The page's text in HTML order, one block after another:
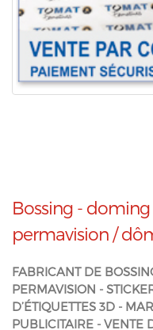
Bossing -
permavision /
FABRICANT DE
PERMAVISION -
D’ÉTIQUETTES 3D -
PUBLICITAIRE - VENTE